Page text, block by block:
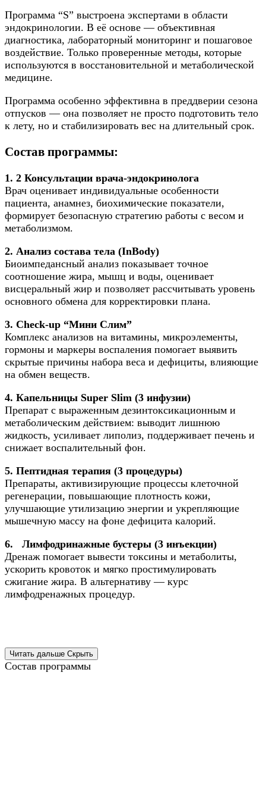
Программа “S” выстроена экспертами в области
эндокринологии. В её основе — объективная
диагностика, лабораторный мониторинг и пошаговое
воздействие. Только проверенные методы, которые
используются в восстановительной и метаболической
медицине.
Программа особенно эффективна в преддверии сезона
отпусков — она позволяет не просто подготовить тело
к лету, но и стабилизировать вес на длительный срок.
Состав программы:
1. 2 Консультации врача-эндокринолога
Врач оценивает индивидуальные особенности
пациента, анамнез, биохимические показатели,
формирует безопасную стратегию работы с весом и
метаболизмом.
2. Анализ состава тела (InBody)
Биоимпедансный анализ показывает точное
соотношение жира, мышц и воды, оценивает
висцеральный жир и позволяет рассчитывать уровень
основного обмена для корректировки плана.
3. Check-up “Мини Слим”
Комплекс анализов на витамины, микроэлементы,
гормоны и маркеры воспаления помогает выявить
скрытые причины набора веса и дефициты, влияющие
на обмен веществ.
4. Капельницы Super Slim (3 инфузии)
Препарат с выраженным дезинтоксикационным и
метаболическим действием: выводит лишнюю
жидкость, усиливает липолиз, поддерживает печень и
снижает воспалительный фон.
5. Пептидная терапия (3 процедуры)
Препараты, активизирующие процессы клеточной
регенерации, повышающие плотность кожи,
улучшающие утилизацию энергии и укрепляющие
мышечную массу на фоне дефицита калорий.
6. Лимфодринажные бустеры (3 инъекции)
Дренаж помогает вывести токсины и метаболиты,
ускорить кровоток и мягко простимулировать
сжигание жира. В альтернативу — курс
лимфодренажных процедур.
Читать дальше Скрыть
Состав программы